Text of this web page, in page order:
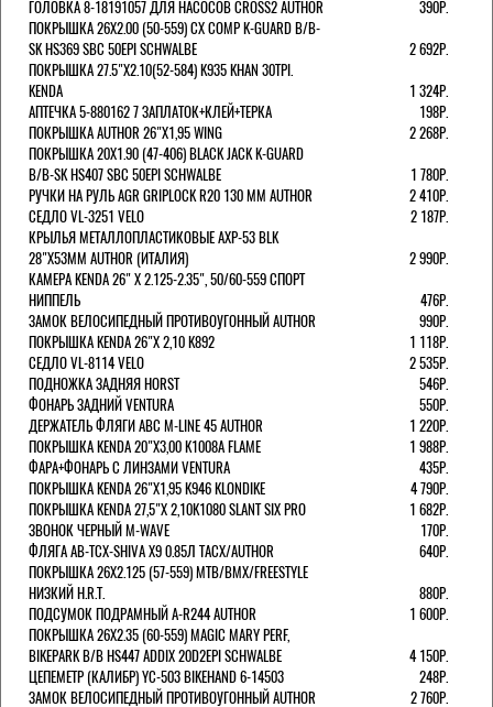
ГОЛОВКА 8-18191057 ДЛЯ НАСОСОВ CROSS2 AUTHOR
390Р.
ПОКРЫШКА 26X2.00 (50-559) CX COMP K-GUARD B/B-
SK HS369 SBC 50EPI SCHWALBE
2 692Р.
ПОКРЫШКА 27.5"Х2.10(52-584) K935 KHAN 30TPI.
KENDA
1 324Р.
АПТЕЧКА 5-880162 7 ЗАПЛАТОК+КЛЕЙ+ТЕРКА
198Р.
ПОКРЫШКА AUTHOR 26"Х1,95 WING
2 268Р.
ПОКРЫШКА 20X1.90 (47-406) BLACK JACK K-GUARD
B/B-SK HS407 SBC 50EPI SCHWALBE
1 780Р.
РУЧКИ НА РУЛЬ AGR GRIPLOCK R20 130 ММ AUTHOR
2 410Р.
СЕДЛО VL-3251 VELO
2 187Р.
КРЫЛЬЯ МЕТАЛЛОПЛАСТИКОВЫЕ AXP-53 BLK
28"Х53ММ AUTHOR (ИТАЛИЯ)
2 990Р.
КАМЕРА KENDA 26" Х 2.125-2.35", 50/60-559 СПОРТ
НИППЕЛЬ
476Р.
ЗАМОК ВЕЛОСИПЕДНЫЙ ПРОТИВОУГОННЫЙ AUTHOR
990Р.
ПОКРЫШКА KENDA 26"Х 2,10 K892
1 118Р.
СЕДЛО VL-8114 VELO
2 535Р.
ПОДНОЖКА ЗАДНЯЯ HORST
546Р.
ФОНАРЬ ЗАДНИЙ VENTURA
550Р.
ДЕРЖАТЕЛЬ ФЛЯГИ АВС M-LINE 45 AUTHOR
1 220Р.
ПОКРЫШКА KENDA 20"Х3,00 K1008A FLAME
1 988Р.
ФАРА+ФОНАРЬ С ЛИНЗАМИ VENTURA
435Р.
ПОКРЫШКА KENDA 26"Х1,95 K946 KLONDIKE
4 790Р.
ПОКРЫШКА KENDA 27,5"Х 2,10K1080 SLANT SIX PRO
1 682Р.
ЗВОНОК ЧЕРНЫЙ M-WAVE
170Р.
ФЛЯГА AB-TCX-SHIVA X9 0.85Л TACX/AUTHOR
640Р.
ПОКРЫШКА 26X2.125 (57-559) MTB/BMX/FREESTYLE
НИЗКИЙ H.R.T.
880Р.
ПОДСУМОК ПОДРАМНЫЙ A-R244 AUTHOR
1 600Р.
ПОКРЫШКА 26X2.35 (60-559) MAGIC MARY PERF,
BIKEPARK B/B HS447 ADDIX 20D2EPI SCHWALBE
4 150Р.
ЦЕПЕМЕТР (КАЛИБР) YC-503 BIKEHAND 6-14503
248Р.
ЗАМОК ВЕЛОСИПЕДНЫЙ ПРОТИВОУГОННЫЙ AUTHOR
2 760Р.